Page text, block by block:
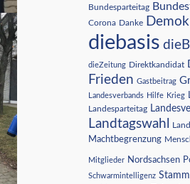
Bundesparteitag
Corona Danke
diebasis
dieZeitung Direktkandidat
Frieden Gastbeitrag
Landesverbands Hilfe Krieg
Landesparteitag
Landtagswahl
Machtbegrenzung
Mitglieder Nordsachsen
Schwarmintelligenz